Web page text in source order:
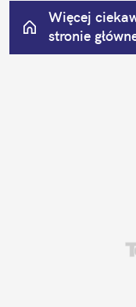
Więcej
stronie